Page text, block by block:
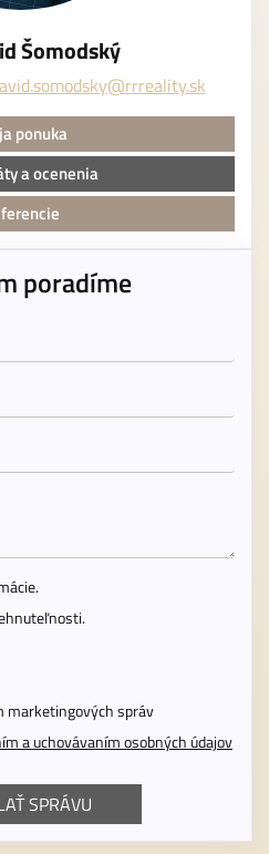
Šomodský
ponuka
a ocenenia
poradíme
marketingových správ
a uchovávaním osobných údajov